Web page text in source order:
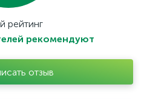
рейтинг
рекомендуют
отзыв